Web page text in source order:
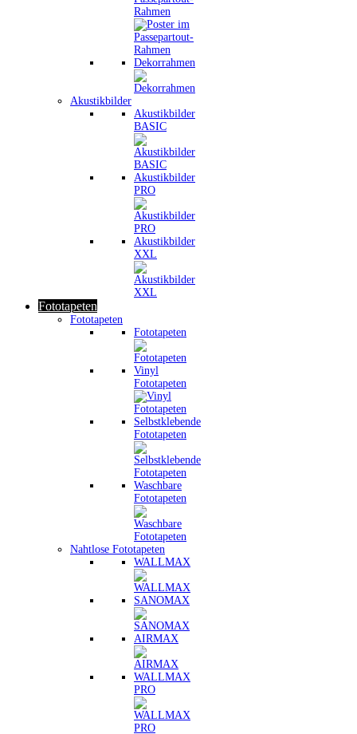
Rahmen
Dekorrahmen
Akustikbilder
Akustikbilder
BASIC
Akustikbilder
PRO
Akustikbilder
XXL
Fototapeten
Fototapeten
Fototapeten
Vinyl
Fototapeten
Selbstklebende
Fototapeten
Waschbare
Fototapeten
Nahtlose Fototapeten
WALLMAX
SANOMAX
AIRMAX
WALLMAX
PRO